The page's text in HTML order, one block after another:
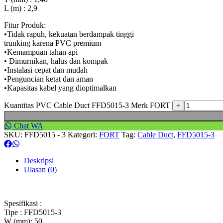
L (m) : 2,9
Fitur Produk:
•Tidak rapuh, kekuatan berdampak tinggi
trunking karena PVC premium
•Kemampuan tahan api
• Dimurnikan, halus dan kompak
•Instalasi cepat dan mudah
•Penguncian ketat dan aman
•Kapasitas kabel yang dioptimalkan
Kuantitas PVC Cable Duct FFD5015-3 Merk FORT
Chat WA
SKU: FFD5015 - 3 Kategori: FORT Tag: Cable Duct, FFD5015-3
Deskripsi
Ulasan (0)
Spesifikasi :
Tipe : FFD5015-3
W (mm): 50